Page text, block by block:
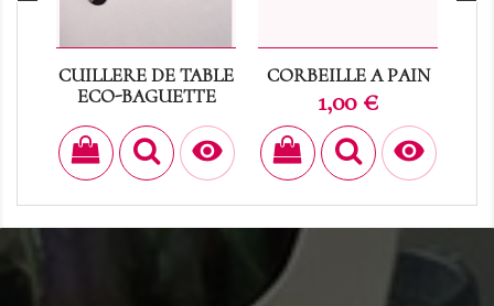
CUILLERE DE TABLE
ECO-BAGUETTE
Prix
0,30 €

CORBEILLE A PAIN
Prix
1,00 €
